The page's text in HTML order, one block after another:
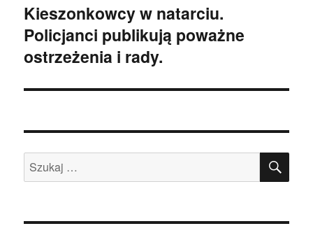
Następny
wpis:
Kieszonkowcy w natarciu.
Policjanci publikują poważne
ostrzeżenia i rady.
Szukaj: